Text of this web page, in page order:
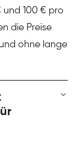
und 100 € pro
die Preise
ohne lange